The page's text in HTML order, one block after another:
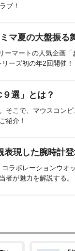
ブ！
マ夏の大盤振る
ーマートの人気企画「
ーズ初の年2回開催！
選」とは？
そこで、マウスコン
紹介！
表現した腕時計
ラボレーションウオ
者が魅力を解説する。